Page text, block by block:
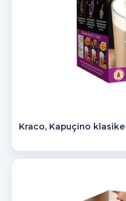
Kraco, Kapuçino klasike